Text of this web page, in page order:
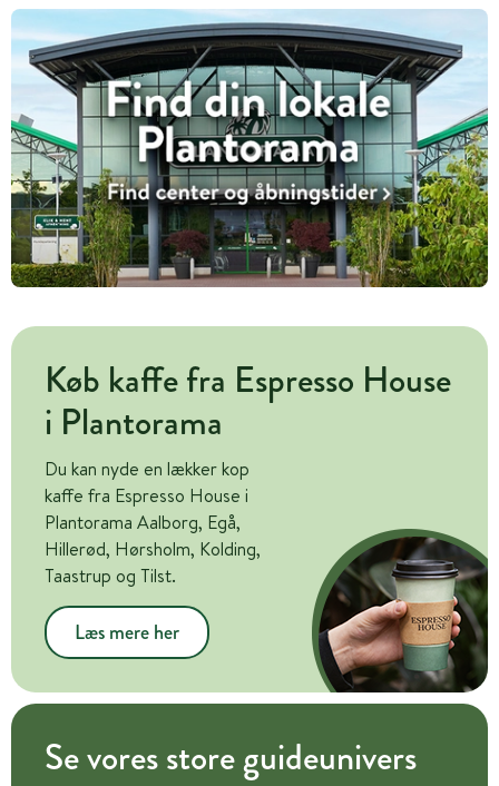
Køb kaffe fra Espresso House
i Plantorama
Du kan nyde en lækker kop
kaffe fra Espresso House i
Plantorama Aalborg, Egå,
Hillerød, Hørsholm, Kolding,
Taastrup og Tilst.
Læs mere her
Se vores store guideunivers